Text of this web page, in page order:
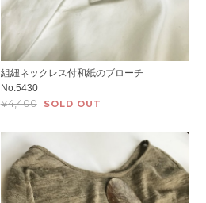
組紐ネックレス付和紙のブローチ
No.5430
¥4,400 SOLD OUT